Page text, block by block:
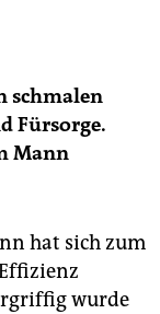
schmalen
Fürsorge.
Mann
hat sich zum
wurde